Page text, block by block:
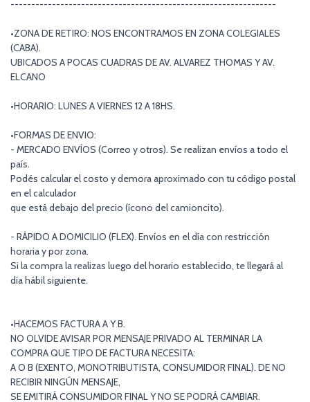
----------------------------------------------------------------
•ZONA DE RETIRO: NOS ENCONTRAMOS EN ZONA COLEGIALES
(CABA).
UBICADOS A POCAS CUADRAS DE AV. ALVAREZ THOMAS Y AV.
ELCANO
•HORARIO: LUNES A VIERNES 12 A 18HS.
•FORMAS DE ENVIO:
- MERCADO ENVÍOS (Correo y otros). Se realizan envíos a todo el
país.
Podés calcular el costo y demora aproximado con tu código postal
en el calculador
que está debajo del precio (ícono del camioncito).
- RÁPIDO A DOMICILIO (FLEX). Envíos en el día con restricción
horaria y por zona.
Si la compra la realizas luego del horario establecido, te llegará al
día hábil siguiente.
•HACEMOS FACTURA A Y B.
NO OLVIDE AVISAR POR MENSAJE PRIVADO AL TERMINAR LA
COMPRA QUE TIPO DE FACTURA NECESITA:
A O B (EXENTO, MONOTRIBUTISTA, CONSUMIDOR FINAL). DE NO
RECIBIR NINGÚN MENSAJE,
SE EMITIRÁ CONSUMIDOR FINAL Y NO SE PODRÁ CAMBIAR.